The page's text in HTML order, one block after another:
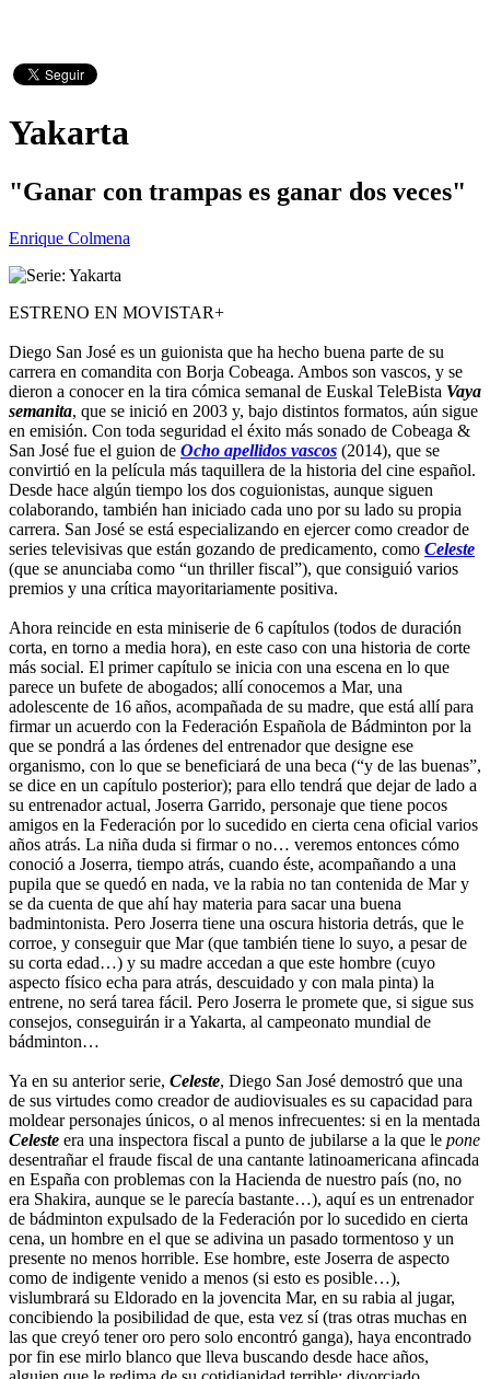
Yakarta
"Ganar con trampas es ganar dos veces"
Enrique Colmena
ESTRENO EN MOVISTAR+
Diego San José es un guionista que ha hecho buena parte de su
carrera en comandita con Borja Cobeaga. Ambos son vascos, y se
dieron a conocer en la tira cómica semanal de Euskal TeleBista Vaya
semanita, que se inició en 2003 y, bajo distintos formatos, aún sigue
en emisión. Con toda seguridad el éxito más sonado de Cobeaga &
San José fue el guion de Ocho apellidos vascos (2014), que se
convirtió en la película más taquillera de la historia del cine español.
Desde hace algún tiempo los dos coguionistas, aunque siguen
colaborando, también han iniciado cada uno por su lado su propia
carrera. San José se está especializando en ejercer como creador de
series televisivas que están gozando de predicamento, como Celeste
(que se anunciaba como “un thriller fiscal”), que consiguió varios
premios y una crítica mayoritariamente positiva.
Ahora reincide en esta miniserie de 6 capítulos (todos de duración
corta, en torno a media hora), en este caso con una historia de corte
más social. El primer capítulo se inicia con una escena en lo que
parece un bufete de abogados; allí conocemos a Mar, una
adolescente de 16 años, acompañada de su madre, que está allí para
firmar un acuerdo con la Federación Española de Bádminton por la
que se pondrá a las órdenes del entrenador que designe ese
organismo, con lo que se beneficiará de una beca (“y de las buenas”,
se dice en un capítulo posterior); para ello tendrá que dejar de lado a
su entrenador actual, Joserra Garrido, personaje que tiene pocos
amigos en la Federación por lo sucedido en cierta cena oficial varios
años atrás. La niña duda si firmar o no… veremos entonces cómo
conoció a Joserra, tiempo atrás, cuando éste, acompañando a una
pupila que se quedó en nada, ve la rabia no tan contenida de Mar y
se da cuenta de que ahí hay materia para sacar una buena
badmintonista. Pero Joserra tiene una oscura historia detrás, que le
corroe, y conseguir que Mar (que también tiene lo suyo, a pesar de
su corta edad…) y su madre accedan a que este hombre (cuyo
aspecto físico echa para atrás, descuidado y con mala pinta) la
entrene, no será tarea fácil. Pero Joserra le promete que, si sigue sus
consejos, conseguirán ir a Yakarta, al campeonato mundial de
bádminton…
Ya en su anterior serie, Celeste, Diego San José demostró que una
de sus virtudes como creador de audiovisuales es su capacidad para
moldear personajes únicos, o al menos infrecuentes: si en la mentada
Celeste era una inspectora fiscal a punto de jubilarse a la que le pone
desentrañar el fraude fiscal de una cantante latinoamericana afincada
en España con problemas con la Hacienda de nuestro país (no, no
era Shakira, aunque se le parecía bastante…), aquí es un entrenador
de bádminton expulsado de la Federación por lo sucedido en cierta
cena, un hombre en el que se adivina un pasado tormentoso y un
presente no menos horrible. Ese hombre, este Joserra de aspecto
como de indigente venido a menos (si esto es posible…),
vislumbrará su Eldorado en la jovencita Mar, en su rabia al jugar,
concibiendo la posibilidad de que, esta vez sí (tras otras muchas en
las que creyó tener oro pero solo encontró ganga), haya encontrado
por fin ese mirlo blanco que lleva buscando desde hace años,